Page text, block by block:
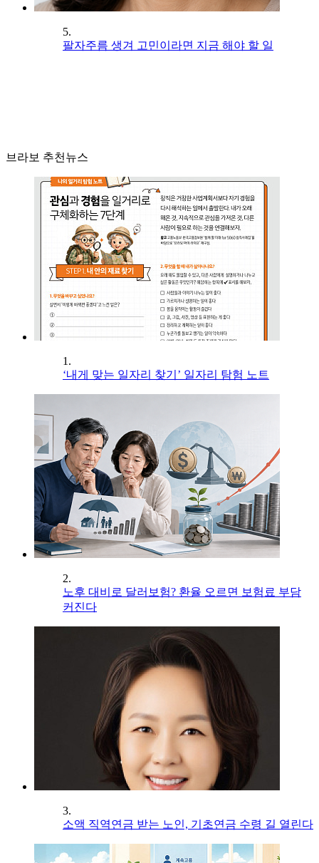
5.
팔자주름 생겨 고민이라면 지금 해야 할 일
브라보 추천뉴스
1.
‘내게 맞는 일자리 찾기’ 일자리 탐험 노트
2.
노후 대비로 달러보험? 환율 오르면 보험료 부담
커진다
3.
소액 직역연금 받는 노인, 기초연금 수령 길 열린다